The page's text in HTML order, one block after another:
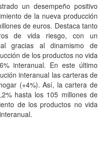
un desempeño positivo
de la nueva producción
de euros. Destaca tanto
de vida riesgo, con un
gracias al dinamismo de
de los productos no vida
interanual. En este último
interanual las carteras de
(+4%). Así, la cartera de
hasta los 105 millones de
de los productos no vida